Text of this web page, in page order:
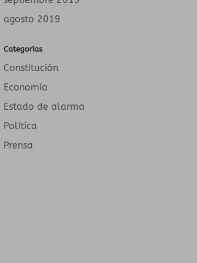
agosto 2019
Categorías
Constitución
Economía
Estado de alarma
Política
Prensa